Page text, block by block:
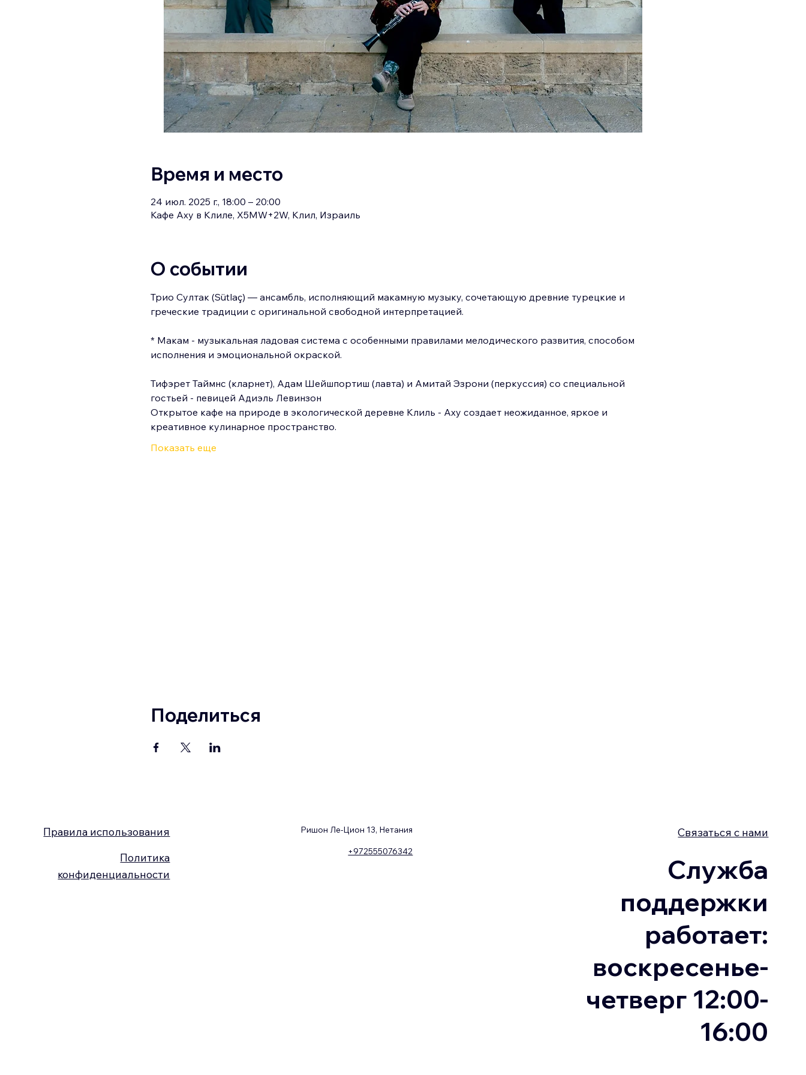
Время и место
24 июл. 2025 г., 18:00 – 20:00
Кафе Аху в Клиле, X5MW+2W, Клил, Израиль
О событии
Трио Султак (Sütlaç) — ансамбль, исполняющий макамную музыку, сочетающую древние турецкие и
греческие традиции с оригинальной свободной интерпретацией.
* Макам - музыкальная ладовая система с особенными правилами мелодического развития, способом
исполнения и эмоциональной окраской.
Тифэрет Таймнс (кларнет), Адам Шейшпортиш (лавта) и Амитай Эзрони (перкуссия) со специальной
гостьей - певицей Адиэль Левинзон
Открытое кафе на природе в экологической деревне Клиль - Аху создает неожиданное, яркое и
креативное кулинарное пространство.
Показать еще
Поделиться
Правила использования
Политика
конфиденциальности
Ришон Ле-Цион 13, Нетания
+972555076342
Связаться с нами
Служба
поддержки
работает:
воскресенье-
четверг 12:00-
16:00